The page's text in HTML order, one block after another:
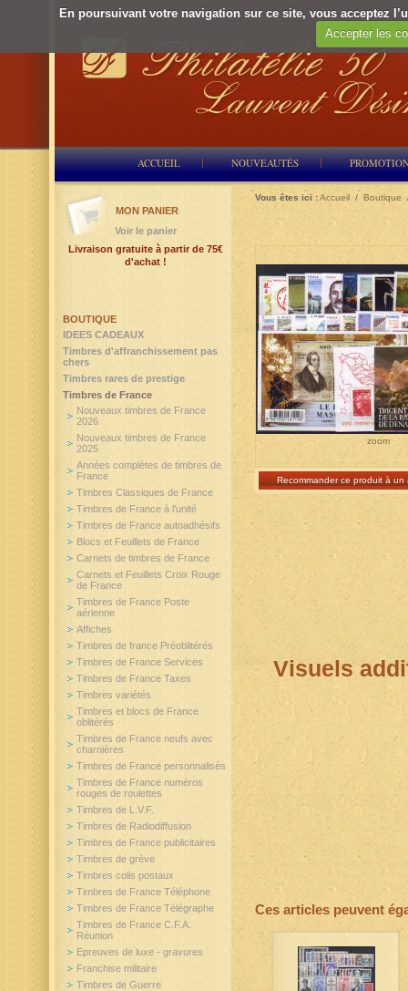
En poursuivant votre navigation sur ce site, vous acceptez
Accepter les
ACCUEIL NOUVEAUTÉS
Vous êtes ici :Accueil / Boutique
zoom
Recommander ce produit à un
Visuels
Ces articles peuvent
BOUTIQUE
IDEES CADEAUX
Timbres d'affranchissement pas
chers
Timbres rares de prestige
Timbres de France
Nouveaux timbres de France
2026
Nouveaux timbres de France
2025
Années complètes de timbres de
France
Timbres Classiques de France
Timbres de France à l'unité
Timbres de France autoadhésifs
Blocs et Feuillets de France
Carnets de timbres de France
Carnets et Feuillets Croix Rouge
de France
Timbres de France Poste
aérienne
Affiches
Timbres de france Préoblitérés
Timbres de France Services
Timbres de France Taxes
Timbres variétés
Timbres et blocs de France
oblitérés
Timbres de France neufs avec
charnières
Timbres de France personnalisés
Timbres de France numéros
rouges de roulettes
Timbres de L.V.F.
Timbres de Radiodiffusion
Timbres de France publicitaires
Timbres de grève
Timbres colis postaux
Timbres de France Téléphone
Timbres de France Télégraphe
Timbres de France C.F.A.
Réunion
Epreuves de luxe - gravures
Franchise militaire
Timbres de Guerre
MON PANIER
Voir le panier
Livraison gratuite à partir de 75€
d'achat !